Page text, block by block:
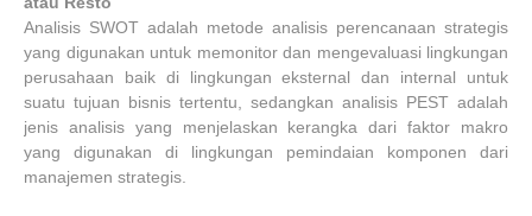
Analisis SWOT adalah metode analisis perencanaan strategis
yang digunakan untuk memonitor dan mengevaluasi lingkungan
perusahaan baik di lingkungan eksternal dan internal untuk
suatu tujuan bisnis tertentu, sedangkan analisis PEST adalah
jenis analisis yang menjelaskan kerangka dari faktor makro
yang digunakan di lingkungan pemindaian komponen dari
manajemen strategis.